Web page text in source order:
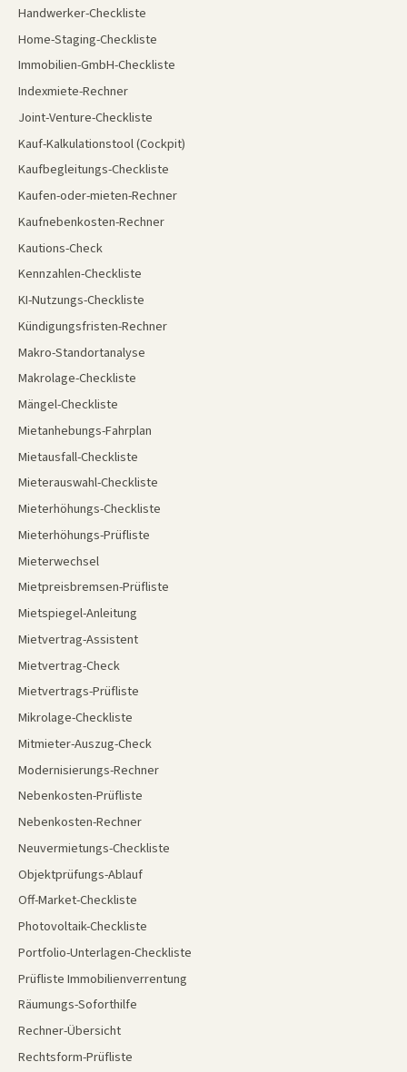
Handwerker-Checkliste
Home-Staging-Checkliste
Immobilien-GmbH-Checkliste
Indexmiete-Rechner
Joint-Venture-Checkliste
Kauf-Kalkulationstool (Cockpit)
Kaufbegleitungs-Checkliste
Kaufen-oder-mieten-Rechner
Kaufnebenkosten-Rechner
Kautions-Check
Kennzahlen-Checkliste
KI-Nutzungs-Checkliste
Kündigungsfristen-Rechner
Makro-Standortanalyse
Makrolage-Checkliste
Mängel-Checkliste
Mietanhebungs-Fahrplan
Mietausfall-Checkliste
Mieterauswahl-Checkliste
Mieterhöhungs-Checkliste
Mieterhöhungs-Prüfliste
Mieterwechsel
Mietpreisbremsen-Prüfliste
Mietspiegel-Anleitung
Mietvertrag-Assistent
Mietvertrag-Check
Mietvertrags-Prüfliste
Mikrolage-Checkliste
Mitmieter-Auszug-Check
Modernisierungs-Rechner
Nebenkosten-Prüfliste
Nebenkosten-Rechner
Neuvermietungs-Checkliste
Objektprüfungs-Ablauf
Off-Market-Checkliste
Photovoltaik-Checkliste
Portfolio-Unterlagen-Checkliste
Prüfliste Immobilienverrentung
Räumungs-Soforthilfe
Rechner-Übersicht
Rechtsform-Prüfliste